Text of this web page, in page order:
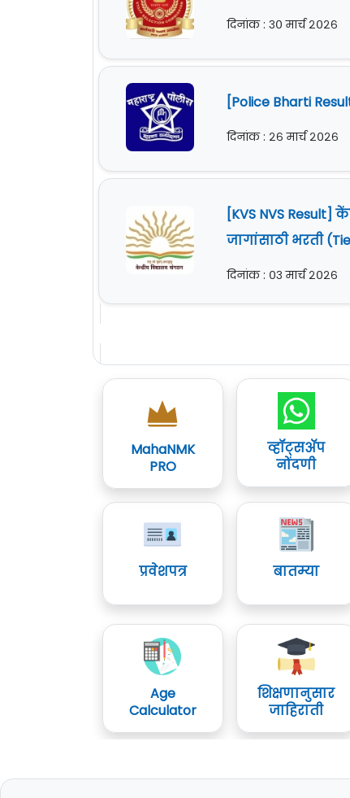
दिनांक : ३० मार्च २०२६
[Police Bharti
दिनांक : २६ मार्च २०२६
[KVS NVS Result]
जागांसाठी भरती
दिनांक : ०३ मार्च २०२६
MahaNMK
PRO
व्हॉट्सॲप
नोंदणी
प्रवेशपत्र बातम्या
Age
Calculator
शिक्षणानुसार
जाहिराती